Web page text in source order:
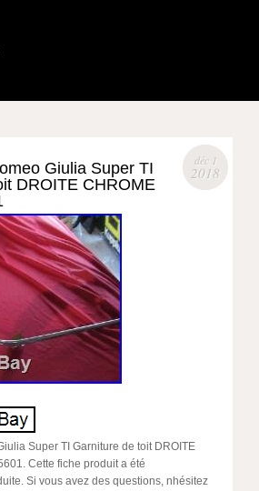
déc 1
2018
Giulia Super TI
DROITE CHROME
Super TI Garniture de toit DROITE
Cette fiche produit a été
Si vous avez des questions, nhésitez